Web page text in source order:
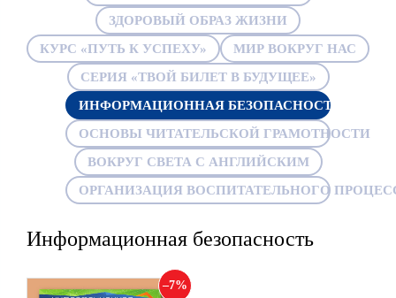
ЗДОРОВЫЙ ОБРАЗ ЖИЗНИ
КУРС «ПУТЬ К УСПЕХУ»
МИР ВОКРУГ НАС
СЕРИЯ «ТВОЙ БИЛЕТ В БУДУЩЕЕ»
ИНФОРМАЦИОННАЯ БЕЗОПАСНОСТЬ
ОСНОВЫ ЧИТАТЕЛЬСКОЙ ГРАМОТНОСТИ
ВОКРУГ СВЕТА С АНГЛИЙСКИМ
ОРГАНИЗАЦИЯ ВОСПИТАТЕЛЬНОГО
Информационная безопасность
7